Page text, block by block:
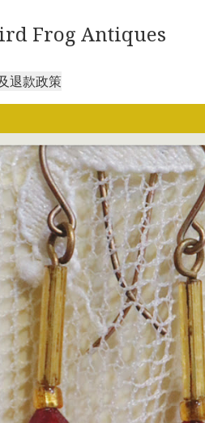
Frog Antiques
退款政策